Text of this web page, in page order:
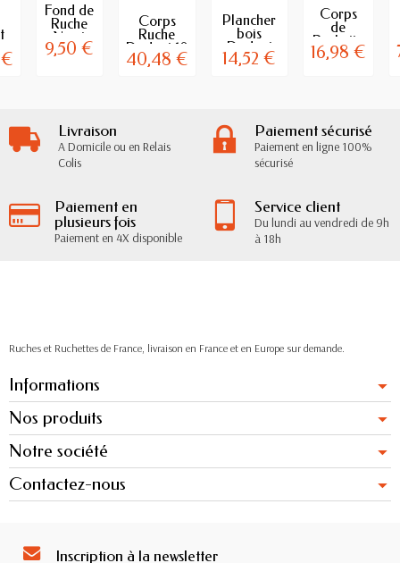
€
Fond de
Ruche
Nicot
Aération
9,50 €
Corps
Ruche
Dadant 10
Cadres
40,48 €
Plancher
bois
Dadant
10 cadres
14,52 €
Corps
de
Ruchette
Dadant
16,98 €
Livraison
A Domicile ou en Relais
Colis
Paiement sécurisé
Paiement en ligne 100%
sécurisé
Paiement en
plusieurs fois
Paiement en 4X disponible
Service client
Du lundi au vendredi de 9h
à 18h
Ruches et Ruchettes de France, livraison en France et en Europe sur demande.
Informations
Nos produits
Notre société
Contactez-nous
Inscription à la newsletter